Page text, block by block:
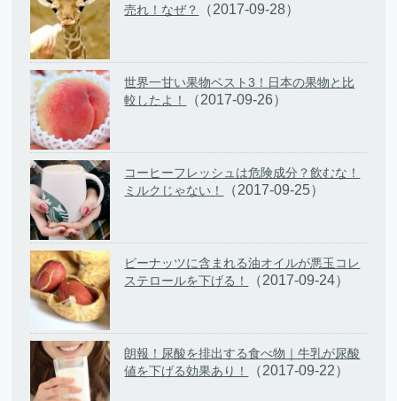
売れ！なぜ？
（2017-09-28）
世界一甘い果物ベスト3！日本の果物と比
較したよ！
（2017-09-26）
コーヒーフレッシュは危険成分？飲むな！
ミルクじゃない！
（2017-09-25）
ピーナッツに含まれる油オイルが悪玉コレ
ステロールを下げる！
（2017-09-24）
朗報！尿酸を排出する食べ物｜牛乳が尿酸
値を下げる効果あり！
（2017-09-22）